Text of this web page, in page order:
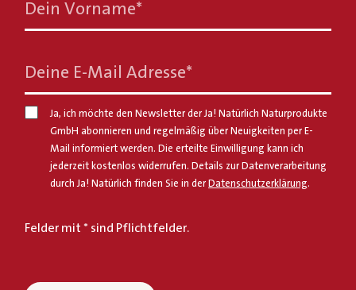
Dein Vorname*
Deine E-Mail Adresse*
Ja, ich möchte den Newsletter der Ja! Natürlich Naturprodukte
GmbH abonnieren und regelmäßig über Neuigkeiten per E-
Mail informiert werden. Die erteilte Einwilligung kann ich
jederzeit kostenlos widerrufen. Details zur Datenverarbeitung
durch Ja! Natürlich finden Sie in derDatenschutzerklärung.
Felder mit * sind Pflichtfelder.